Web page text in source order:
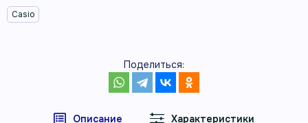
Casio
Поделиться:
Описание
Характеристики